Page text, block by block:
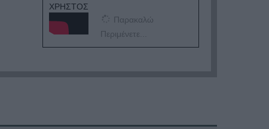
ΧΡΗΣΤΟΣ
Παρακαλώ
Περιμένετε...